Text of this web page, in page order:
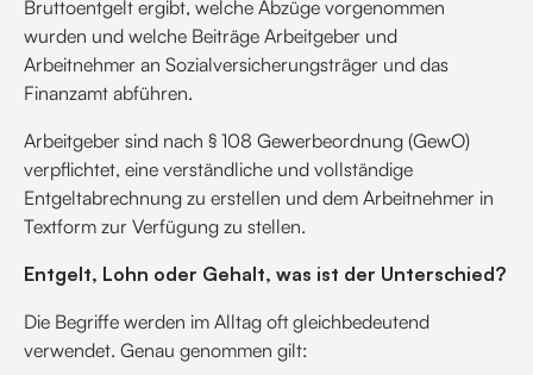
Bruttoentgelt ergibt, welche Abzüge vorgenommen
wurden und welche Beiträge Arbeitgeber und
Arbeitnehmer an Sozialversicherungsträger und das
Finanzamt abführen.
Arbeitgeber sind nach § 108 Gewerbeordnung (GewO)
verpflichtet, eine verständliche und vollständige
Entgeltabrechnung zu erstellen und dem Arbeitnehmer in
Textform zur Verfügung zu stellen.
Entgelt, Lohn oder Gehalt, was ist der Unterschied?
Die Begriffe werden im Alltag oft gleichbedeutend
verwendet. Genau genommen gilt: